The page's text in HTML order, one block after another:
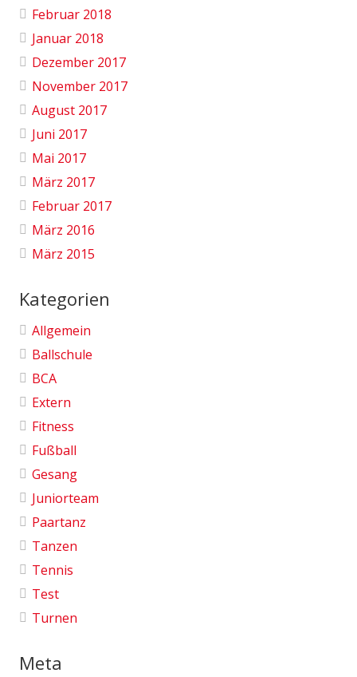
Februar 2018
Januar 2018
Dezember 2017
November 2017
August 2017
Juni 2017
Mai 2017
März 2017
Februar 2017
März 2016
März 2015
Kategorien
Allgemein
Ballschule
BCA
Extern
Fitness
Fußball
Gesang
Juniorteam
Paartanz
Tanzen
Tennis
Test
Turnen
Meta